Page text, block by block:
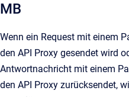
MB
Wenn ein Request mit einem
den API Proxy gesendet wird
Antwortnachricht mit einem
den API Proxy zurücksendet,